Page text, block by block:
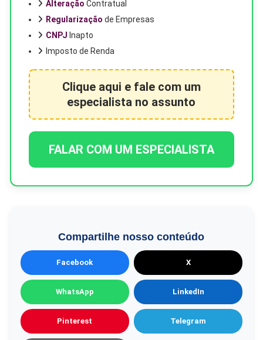
Alteração Contratual
Regularização de Empresas
CNPJ Inapto
Imposto de Renda
Clique aqui e fale com um
especialista no assunto
FALAR COM UM ESPECIALISTA
Compartilhe nosso conteúdo
Facebook X
WhatsApp LinkedIn
Pinterest Telegram